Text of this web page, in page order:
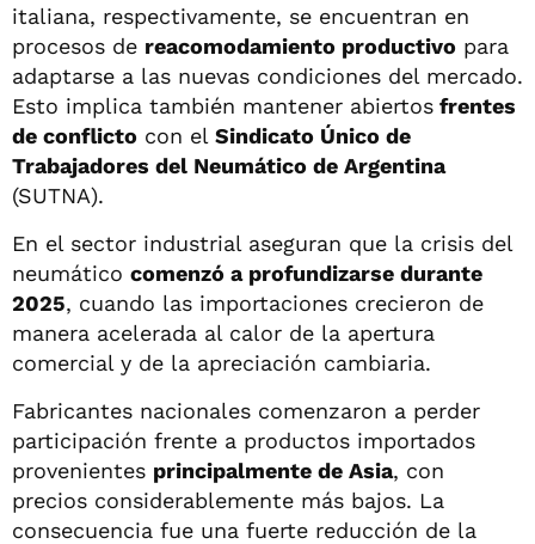
italiana, respectivamente, se encuentran en
procesos de reacomodamiento productivo para
adaptarse a las nuevas condiciones del mercado.
Esto implica también mantener abiertos frentes
de conflicto con el Sindicato Único de
Trabajadores del Neumático de Argentina
(SUTNA).
En el sector industrial aseguran que la crisis del
neumático comenzó a profundizarse durante
2025, cuando las importaciones crecieron de
manera acelerada al calor de la apertura
comercial y de la apreciación cambiaria.
Fabricantes nacionales comenzaron a perder
participación frente a productos importados
provenientes principalmente de Asia, con
precios considerablemente más bajos. La
consecuencia fue una fuerte reducción de la